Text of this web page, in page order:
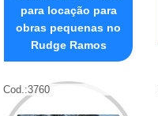
para locação para
obras pequenas no
Rudge Ramos
Cod.:3760